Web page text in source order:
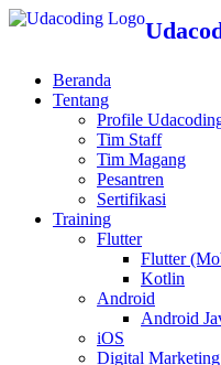
Beranda
Tentang
Profile
Tim Staff
Tim Magang
Pesantren
Sertifikasi
Training
Flutter
Flutter
Kotlin
Android
Android
iOS
Digital Marketing